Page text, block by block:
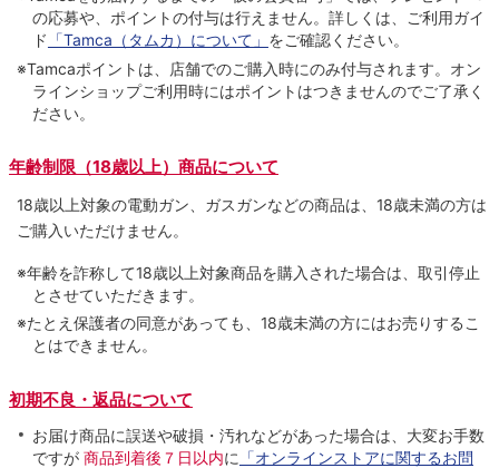
の応募や、ポイントの付与は⾏えません。詳しくは、ご利⽤ガイ
ド 「Tamca（タムカ）について」 をご確認ください。
※Tamcaポイントは、店舗でのご購⼊時にのみ付与されます。オン
ラインショップご利用時にはポイントはつきませんのでご了承く
ださい。
年齢制限（18歳以上）商品について
18歳以上対象の電動ガン、ガスガンなどの商品は、18歳未満の方は
ご購入いただけません。
※年齢を詐称して18歳以上対象商品を購入された場合は、取引停止
とさせていただきます。
※たとえ保護者の同意があっても、18歳未満の方にはお売りするこ
とはできません。
初期不良・返品について
お届け商品に誤送や破損・汚れなどがあった場合は、大変お手数
ですが 商品到着後７日以内に 「オンラインストアに関するお問